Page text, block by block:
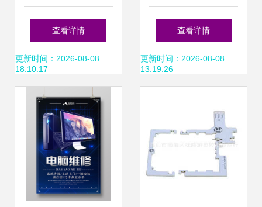
了？安防工程师教
你排查故障
查看详情
更新时间：2026-08-08
18:10:17
防工程服务指南 技
术赋能安全与效率
查看详情
更新时间：2026-08-08
13:19:26